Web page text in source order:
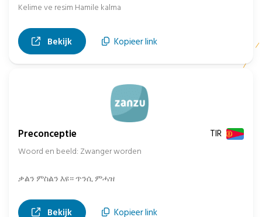
Kelime ve resim Hamile kalma
Bekijk, opent in nieuw tabblad
Kopieer link
Preconceptie TIR
Woord en beeld: Zwanger worden
ቃልን ምስልን እዩ። ጥንሲ ምሓዝ
Bekijk, opent in nieuw tabblad
Kopieer link